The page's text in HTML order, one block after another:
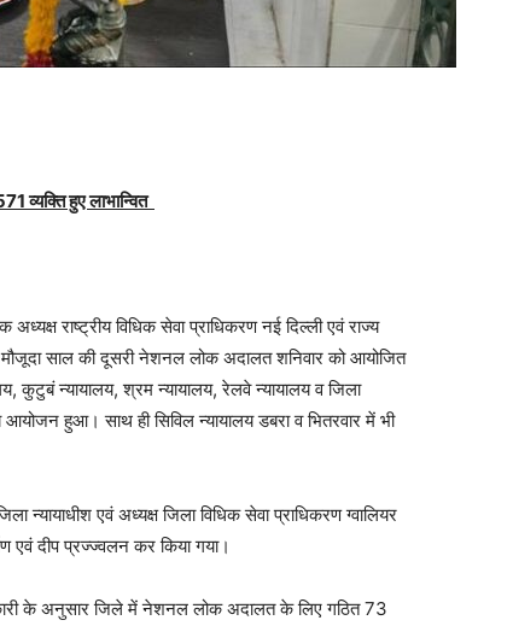
व्यक्ति हुए लाभान्वित
राष्ट्रीय विधिक सेवा प्राधिकरण नई दिल्ली एवं राज्य
मौजूदा साल की दूसरी नेशनल लोक अदालत शनिवार को आयोजित
कुटुबं न्यायालय, श्रम न्यायालय, रेलवे न्यायालय व जिला
हुआ। साथ ही सिविल न्यायालय डबरा व भितरवार में भी
एवं अध्यक्ष जिला विधिक सेवा प्राधिकरण ग्वालियर
एवं दीप प्रज्ज्वलन कर किया गया।
के अनुसार जिले में नेशनल लोक अदालत के लिए गठित 73